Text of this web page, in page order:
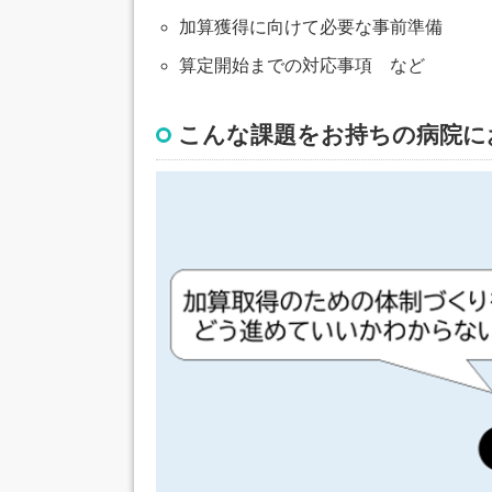
加算獲得に向けて必要な事前準備
算定開始までの対応事項 など
こんな課題をお持ちの病院